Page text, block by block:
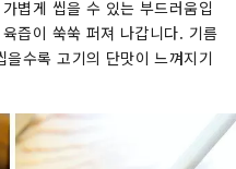
볍게 씹을 수 있는 부드러움입
즙이 쑥쑥 퍼져 나갑니다. 기름
수록 고기의 단맛이 느껴지기